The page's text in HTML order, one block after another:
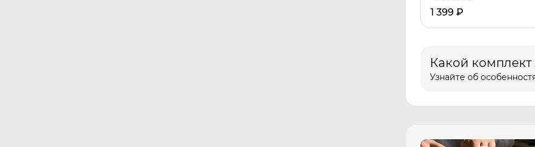
1 399 ₽
Какой
Узнайте об